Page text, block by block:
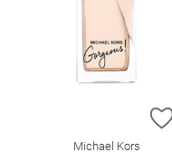
Michael Kors